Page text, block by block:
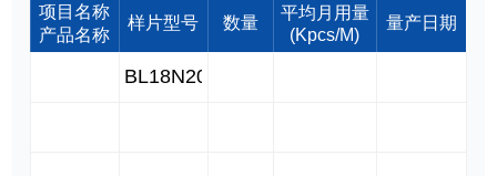
项目名称
产品名称
样片型号 数量
平均月用量
(Kpcs/M)
量产日期